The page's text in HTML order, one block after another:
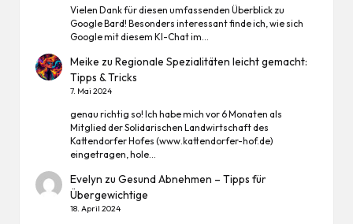
Vielen Dank für diesen umfassenden Überblick zu
Google Bard! Besonders interessant finde ich, wie sich
Google mit diesem KI-Chat im…
Meike zuRegionale Spezialitäten leicht gemacht:
Tipps & Tricks
7. Mai 2024
genau richtig so! Ich habe mich vor 6 Monaten als
Mitglied der Solidarischen Landwirtschaft des
Kattendorfer Hofes (www.kattendorfer-hof.de)
eingetragen, hole…
Evelyn zuGesund Abnehmen – Tipps für
Übergewichtige
18. April 2024